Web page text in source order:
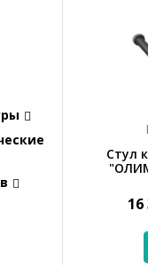
Стул